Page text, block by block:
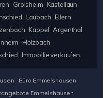
Grolsheim
Kastellaun
Laubach Ellern
Kappel Argenthal
Holzbach
Immobilie verkaufen
Büro Emmelshausen
Emmelshausen